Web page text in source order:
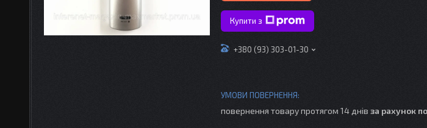
Купити з
+380 (93) 303-01-30
повернення товару протягом 14 днів за рахунок